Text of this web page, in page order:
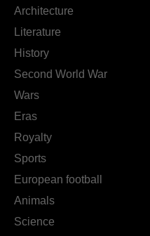
Architecture
Literature
History
Second World War
Wars
Eras
Royalty
Sports
European football
Animals
Science